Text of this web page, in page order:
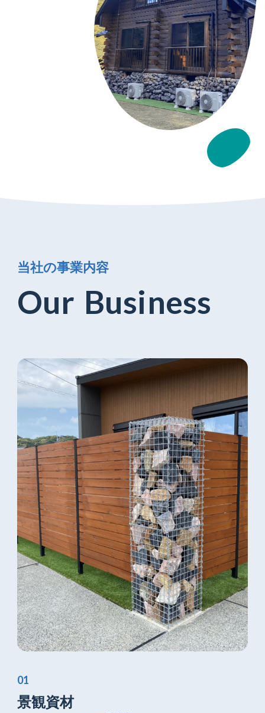
当社の事業内容
Our Business
景観資材